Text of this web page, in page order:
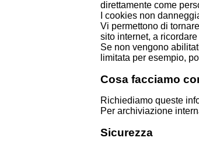
direttamente come
I cookies non
Vi permettono di
sito internet, a
Se non vengono
limitata per esempio,
Cosa facciamo
Richiediamo queste
Per archiviazione
Sicurezza